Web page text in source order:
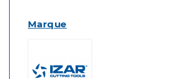
Marque